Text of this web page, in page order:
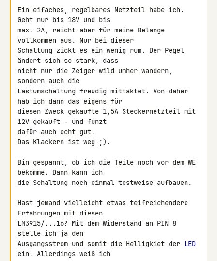
Ein eifaches, regelbares Netzteil habe ich.
Geht nur bis 18V und bis
max. 2A, reicht aber für meine Belange
vollkommen aus. Nur bei dieser
Schaltung zickt es ein wenig rum. Der Pegel
ändert sich so stark, dass
nicht nur die Zeiger wild umher wandern,
sondern auch die
Lastumschaltung freudig mittaktet. Von daher
hab ich dann das eigens für
diesen Zweck gekaufte 1,5A Steckernetzteil mit
12V gekauft - und funzt
dafür auch echt gut.
Das Klackern ist weg ;).
Bin gespannt, ob ich die Teile noch vor dem WE
bekomme. Dann kann ich
die Schaltung noch einmal testweise aufbauen.
Hast jemand vielleicht etwas teifreichendere
LM3915/...16? Mit dem Widerstand an PIN 8
stelle ich ja den
Ausgangsstrom und somit die Helligkiet der LED
ein. Allerdings weiß ich